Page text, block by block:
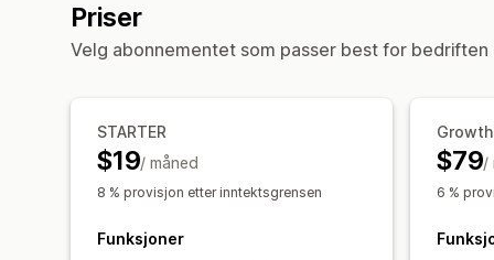
Priser
Velg abonnementet som passer best for bedriften
STARTER
$19/ måned
8 % provisjon etter inntektsgrensen
Funksjoner
Growth
$79/
6 %